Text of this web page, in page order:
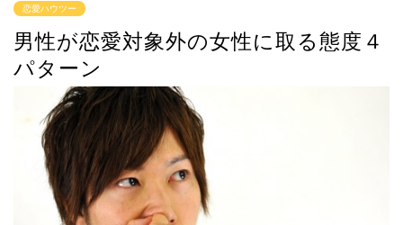
恋愛ハウツー
男性が恋愛対象外の女性に取る態度４
パターン